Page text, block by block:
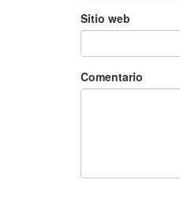
Sitio web
Comentario